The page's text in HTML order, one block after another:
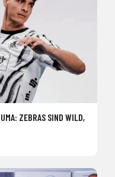
ZEBRAS SIND WILD,